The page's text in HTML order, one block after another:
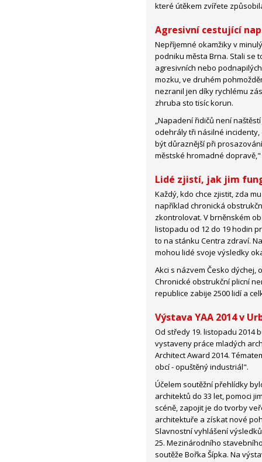
které útěkem zvířete
Agresivní cestující
Nepříjemné okamžiky v
podniku města Brna. Stali se
agresivních nebo
mozku, ve druhém
nezranil jen díky rychlému
zhruba sto tisíc korun.
„Napadení řidičů není
odehrály tři násilné incidenty,
být důraznější při
městské hromadné
Lidé zjistí, jak jim
Každý, kdo chce zjistit, zda
například chronická
zkontrolovat. V brněnském
listopadu od 12 do 19 hodin
to na stánku Centra zdraví.
mohou lidé svoje výsledky
Akci s názvem Česko dýchej,
Chronické obstrukční plicní
republice zabije 2500 lidí a
Výstava YAA 2014 v
Od středy 19. listopadu 2014
vystaveny práce mladých
Architect Award 2014.
obcí - opuštěný industriál".
Účelem soutěžní přehlídky
architektů do 33 let, pomoci
scéně, zapojit je do tvorby
architektuře a získat nové
Slavnostní vyhlášení
25. Mezinárodního
soutěže Bořka Šípka. Na